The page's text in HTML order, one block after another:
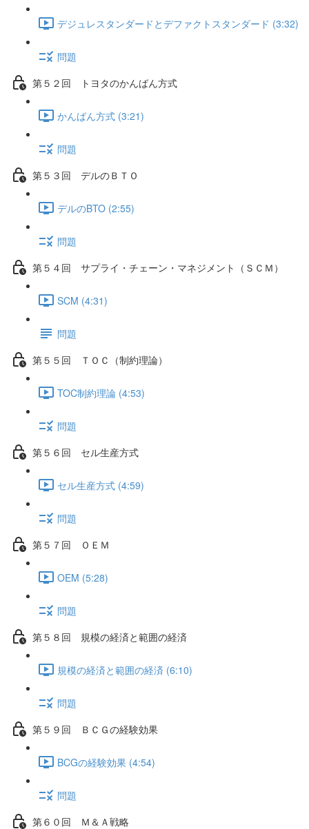
デジュレスタンダードとデファクトスタンダード (3:32)
問題
第５２回 トヨタのかんばん方式
かんばん方式 (3:21)
問題
第５３回 デルのＢＴＯ
デルのBTO (2:55)
問題
第５４回 サプライ・チェーン・マネジメント（ＳＣＭ）
SCM (4:31)
問題
第５５回 ＴＯＣ（制約理論）
TOC制約理論 (4:53)
問題
第５６回 セル生産方式
セル生産方式 (4:59)
問題
第５７回 ＯＥＭ
OEM (5:28)
問題
第５８回 規模の経済と範囲の経済
規模の経済と範囲の経済 (6:10)
問題
第５９回 ＢＣＧの経験効果
BCGの経験効果 (4:54)
問題
第６０回 Ｍ＆Ａ戦略